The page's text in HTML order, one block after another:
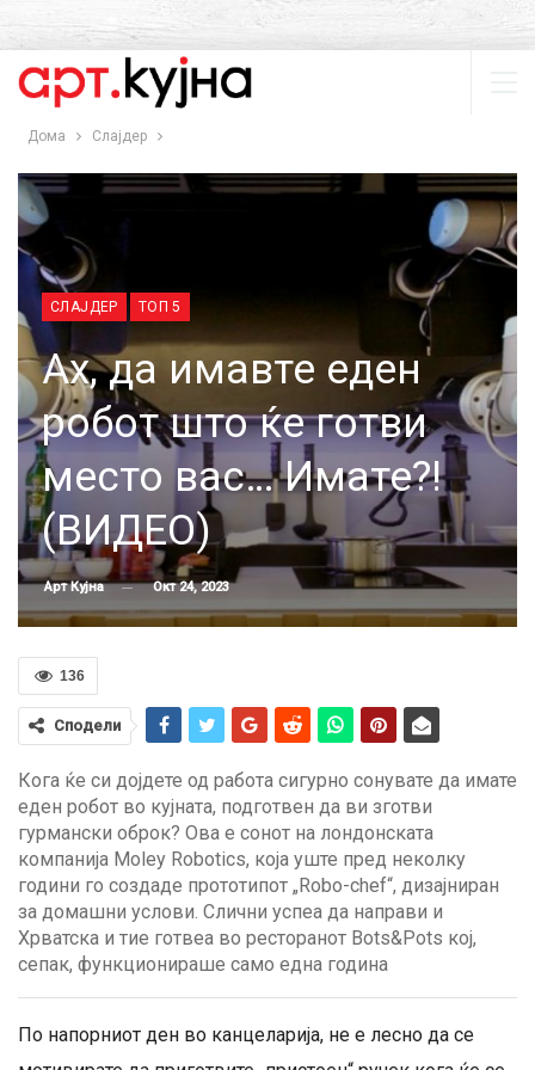
Дома Слајдер
СЛАЈДЕР ТОП 5
Ах, да имавте еден
робот што ќе готви
место вас… Имате?!
(ВИДЕО)
Арт Кујна Окт 24, 2023
136
Сподели
Кога ќе си дојдете од работа сигурно сонувате да имате
еден робот во кујната, подготвен да ви зготви
гурмански оброк? Ова е сонот на лондонската
компанија Moley Robotics, која уште пред неколку
години го создаде прототипот „Robo-chef“, дизајниран
за домашни услови. Слични успеа да направи и
Хрватска и тие готвеа во ресторанот Bots&Pots кој,
сепак, функционираше само една година
По напорниот ден во канцеларија, не е лесно да се